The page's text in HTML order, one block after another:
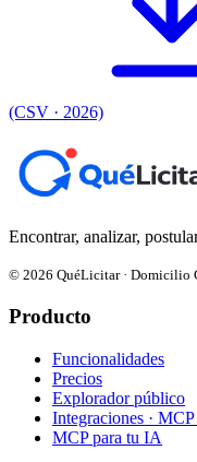
(CSV · 2026)
Encontrar, analizar,
© 2026 QuéLicitar · Domicilio
Producto
Funcionalidades
Precios
Explorador público
Integraciones ·
MCP para tu IA